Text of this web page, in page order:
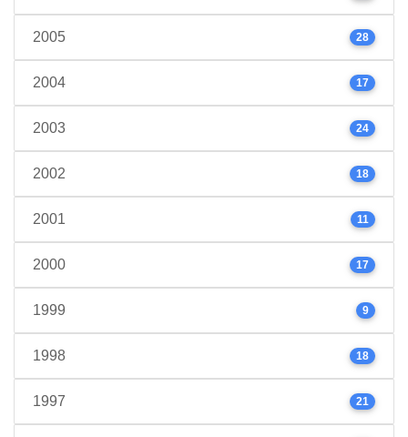
2005 28
2004 17
2003 24
2002 18
2001 11
2000 17
1999 9
1998 18
1997 21